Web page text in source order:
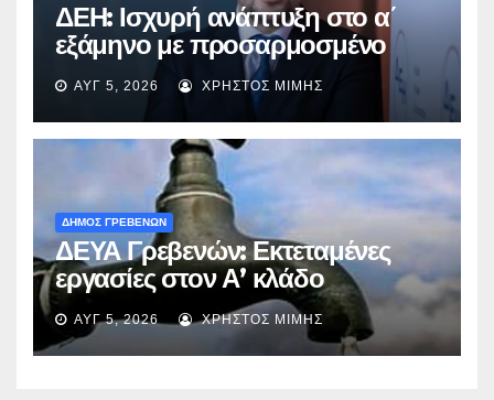
ΔΕΗ: Ισχυρή ανάπτυξη στο α΄
εξάμηνο με προσαρμοσμένο
EBITDA στα €1,2 δισ.
ΑΥΓ 5, 2026 ΧΡΉΣΤΟΣ ΜΊΜΗΣ
ΔΗΜΟΣ ΓΡΕΒΕΝΩΝ
ΔΕΥΑ Γρεβενών: Εκτεταμένες
εργασίες στον Α’ κλάδο
ύδρευσης – Ποιες περιοχές
επηρεάζονται την Πέμπτη
ΑΥΓ 5, 2026 ΧΡΉΣΤΟΣ ΜΊΜΗΣ